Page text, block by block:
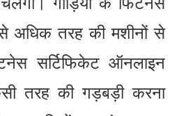
अधिक तरह की मशीनों से
सर्टिफिकेट ऑनलाइन
तरह की गड़बड़ी करना